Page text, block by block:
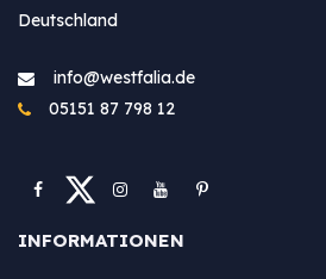
Deutschland
info@westfa​lia.de
05151 87 798 12
INFORMATIONEN